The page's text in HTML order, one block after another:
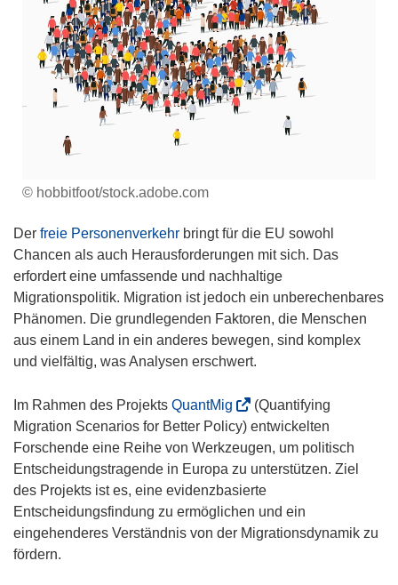
© hobbitfoot/stock.adobe.com
Der freie Personenverkehr bringt für die EU sowohl
Chancen als auch Herausforderungen mit sich. Das
erfordert eine umfassende und nachhaltige
Migrationspolitik. Migration ist jedoch ein unberechenbares
Phänomen. Die grundlegenden Faktoren, die Menschen
aus einem Land in ein anderes bewegen, sind komplex
und vielfältig, was Analysen erschwert.
Im Rahmen des Projekts QuantMig
ö
f
f
n
e
t
(Quantifying
Migration Scenarios for Better Policy) entwickelten
Forschende eine Reihe von Werkzeugen, um politisch
Entscheidungstragende in Europa zu unterstützen. Ziel
des Projekts ist es, eine evidenzbasierte
Entscheidungsfindung zu ermöglichen und ein
eingehenderes Verständnis von der Migrationsdynamik zu
fördern.